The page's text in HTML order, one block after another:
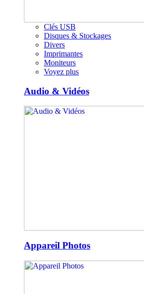
Clés USB
Disques & Stockages
Divers
Imprimantes
Moniteurs
Voyez plus
Audio & Vidéos
Appareil Photos